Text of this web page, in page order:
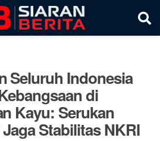
Seluruh Indonesia
di
Kayu: Serukan
Stabilitas NKRI